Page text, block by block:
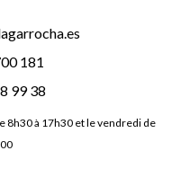
181
99 38
8h30 à 17h30 et le vendredi de